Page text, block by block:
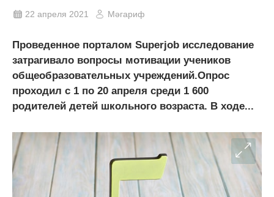
22 апреля 2021 Мәгариф
Проведенное порталом Superjob исследование
затрагивало вопросы мотивации учеников
общеобразовательных учреждений.Опрос
проходил с 1 по 20 апреля среди 1 600
родителей детей школьного возраста. В ходе...